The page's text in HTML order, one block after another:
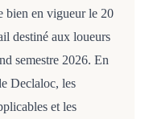
bien en vigueur le 20
destiné aux loueurs
semestre 2026. En
Declaloc, les
et les